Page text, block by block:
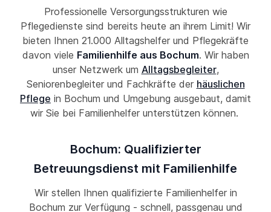
Professionelle Versorgungsstrukturen wie
Pflegedienste sind bereits heute an ihrem Limit! Wir
bieten Ihnen 21.000 Alltagshelfer und Pflegekräfte
davon viele Familienhilfe aus Bochum. Wir haben
unser Netzwerk um Alltagsbegleiter,
Seniorenbegleiter und Fachkräfte der häuslichen
Pflege in Bochum und Umgebung ausgebaut, damit
wir Sie bei Familienhelfer unterstützen können.
Bochum: Qualifizierter
Betreuungsdienst mit Familienhilfe
Wir stellen Ihnen qualifizierte Familienhelfer in
Bochum zur Verfügung - schnell, passgenau und